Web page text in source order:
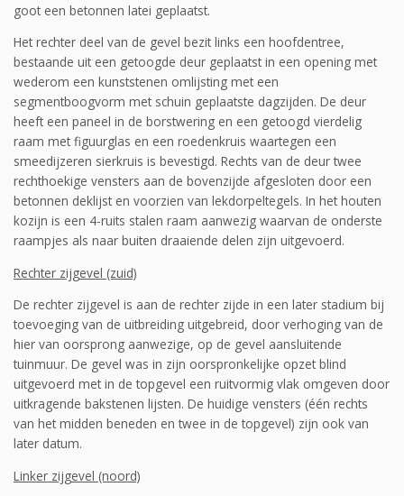
goot een be­tonnen latei geplaatst.
Het rechter deel van de gevel bezit links een hoofdentree,
bestaande uit een getoogde deur geplaatst in een opening met
wederom een kunststenen omlijsting met een
segmentboogvorm met schuin geplaatste dagzijden. De deur
heeft een paneel in de borstwering en een getoogd vierdelig
raam met figuurglas en een roedenkruis waartegen een
smeedijzeren sierkruis is bevestigd. Rechts van de deur twee
rechthoekige vensters aan de bovenzijde afgesloten door een
betonnen deklijst en voorzien van lekdorpeltegels. In het houten
kozijn is een 4-ruits stalen raam aanwezig waarvan de onderste
raampjes als naar buiten draaiende delen zijn uit­gevoerd.
Rechter zijgevel (zuid)
De rechter zijgevel is aan de rechter zijde in een later stadium bij
toevoeging van de uit­brei­ding uitgebreid, door verhoging van de
hier van oorsprong aanwezige, op de gevel aan­sluitende
tuinmuur. De gevel was in zijn oorspronkelijke opzet blind
uitgevoerd met in de top­gevel een ruitvormig vlak omgeven door
uitkragende bakstenen lijsten. De huidige vensters (één rechts
van het midden beneden en twee in de topgevel) zijn ook van
later datum.
Linker zijgevel (noord)